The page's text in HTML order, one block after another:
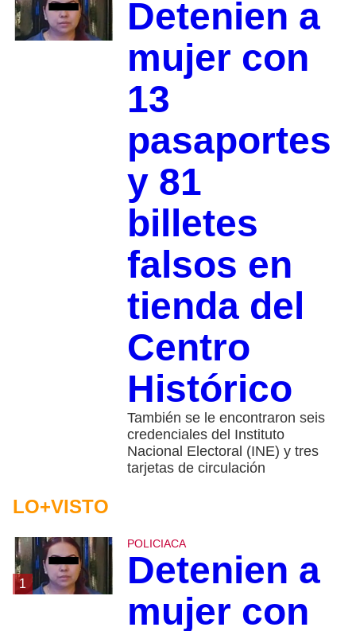
Detenien a
mujer con
13
pasaportes
y 81
billetes
falsos en
tienda del
Centro
Histórico
También se le encontraron seis
credenciales del Instituto
Nacional Electoral (INE) y tres
tarjetas de circulación
LO+VISTO
1
POLICIACA
Detenien a
mujer con